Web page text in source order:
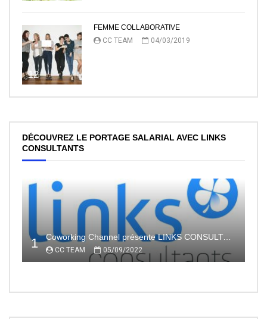
12
FEMME COLLABORATIVE
CC TEAM
04/03/2019
DÉCOUVREZ LE PORTAGE SALARIAL AVEC LINKS
CONSULTANTS
1 Coworking Channel présente LINKS CONSULTANTS, l’indépendance en toute sécurité avec le portage salarial
CC TEAM 05/09/2022